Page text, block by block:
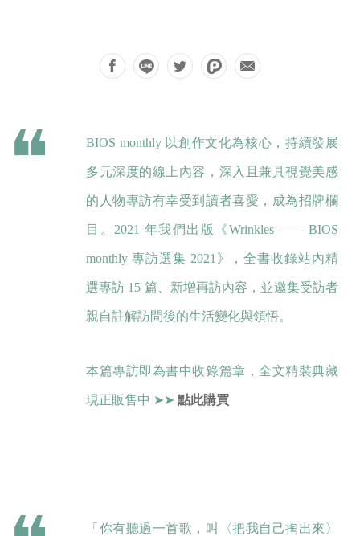
BIOS monthly 以創作文化為核心，持續發展
多元深度的線上內容，深入且兼具視覺美感
的人物專訪有幸受到讀者喜愛，成為招牌欄
目。2021 年我們出版《Wrinkles —— BIOS
monthly 專訪選集 2021》，全書收錄站內精
選專訪 15 篇、新增再訪內容，並邀集受訪者
親自註解訪問後的生活變化與領悟。
本篇專訪即為書中收錄篇章，全文精裝典藏
現正販售中 ➤➤ 點此購買
「你有聽過一首歌，叫〈把我自己掏出來〉